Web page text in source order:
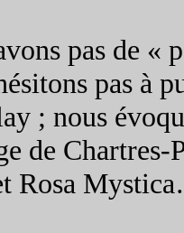
pas de «
pas à
; nous
de
Rosa